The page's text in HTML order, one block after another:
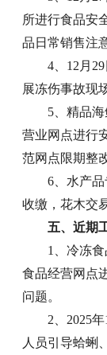
所进行食品安
品日常销售注
4、12月
展冻伤事故现
5、精品
营业网点进行
范网点限期整
6、水产
收缴，花木交
五、近期
1、冷冻
食品经营网点
问题。
2、2025
人员引导蛤蜊